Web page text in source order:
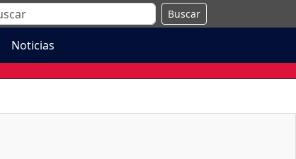
Buscar
Noticias